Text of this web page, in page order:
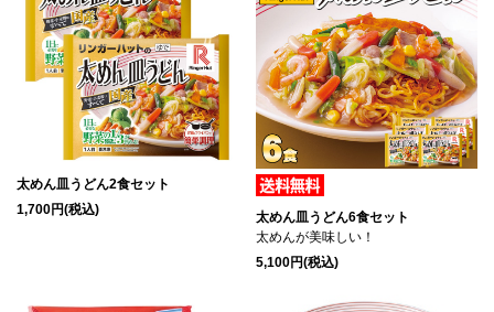
太めん皿うどん2食セット
1,700円(税込)
太めん皿うどん6食セット
太めんが美味しい！
5,100円(税込)